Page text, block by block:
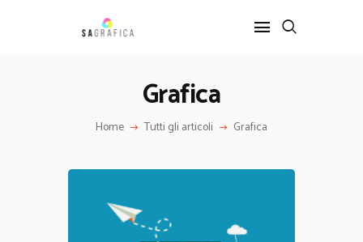
Grafica
Home Tutti gli articoli Grafica
GRAFICA
SERVIZI
CONTATTI